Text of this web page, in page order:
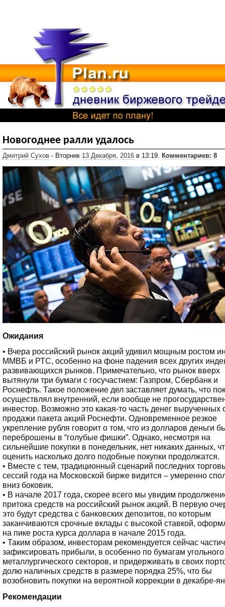
Новогоднее ралли удалось
Дмитрий Сухов - Вторник 13 Декабря, 2016 в 13:19. Комментариев: 8
Ожидания
• Вчера российский рынок акций удивил мощным ростом
ММВБ и РТС, особенно на фоне падения всех других
развивающихся рынков. Примечательно, что рынок вверх
вытянули три бумаги с госучастием: Газпром, Сбербанк и
Роснефть. Такое положение дел заставляет думать, что
осуществлял внутренний, если вообще не
инвестор. Возможно это какая-то часть денег вырученных
продажи пакета акций Роснефти. Одновременное резкое
укрепление рубля говорит о том, что из долларов деньги
переброшены в “голубые фишки”. Однако, несмотря на
сильнейшие покупки в понедельник, нет никаких данных,
оценить насколько долго подобные покупки продолжатся.
• Вместе с тем, традиционный сценарий последних
сессий года на Московской бирже видится – умеренно
вниз боковик.
• В начале 2017 года, скорее всего мы увидим
притока средств на российский рынок акций. В первую
это будут средства с банковских депозитов, по которым
заканчиваются срочные вклады с высокой ставкой,
на пике роста курса доллара в начале 2015 года.
• Таким образом, инвесторам рекомендуется сейчас
зафиксировать прибыли, в особенно по бумагам
металлургического секторов, и придерживать в своих
долю наличных средств в размере порядка 25%, что бы
возобновить покупки на вероятной коррекции в декабре-
Рекомендации